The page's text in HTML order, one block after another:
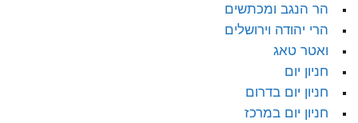
הר הנגב ומכתשים
הרי יהודה וירושלים
ואטר טאג
חניון יום
חניון יום בדרום
חניון יום במרכז